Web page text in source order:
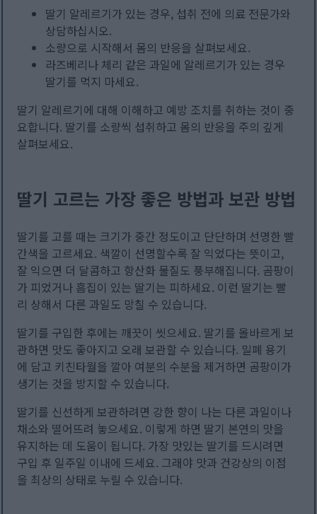
딸기 알레르기가 있는 경우, 섭취 전에 의료 전문가와
상담하십시오.
소량으로 시작해서 몸의 반응을 살펴보세요.
라즈베리나 체리 같은 과일에 알레르기가 있는 경우
딸기를 먹지 마세요.
딸기 알레르기에 대해 이해하고 예방 조치를 취하는 것이 중
요합니다. 딸기를 소량씩 섭취하고 몸의 반응을 주의 깊게
살펴보세요.
딸기 고르는 가장 좋은 방법과 보관 방법
딸기를 고를 때는 크기가 중간 정도이고 단단하며 선명한 빨
간색을 고르세요. 색깔이 선명할수록 잘 익었다는 뜻이고,
잘 익으면 더 달콤하고 항산화 물질도 풍부해집니다. 곰팡이
가 피었거나 흠집이 있는 딸기는 피하세요. 이런 딸기는 빨
리 상해서 다른 과일도 망칠 수 있습니다.
딸기를 구입한 후에는 깨끗이 씻으세요. 딸기를 올바르게 보
관하면 맛도 좋아지고 오래 보관할 수 있습니다. 밀폐 용기
에 담고 키친타월을 깔아 여분의 수분을 제거하면 곰팡이가
생기는 것을 방지할 수 있습니다.
딸기를 신선하게 보관하려면 강한 향이 나는 다른 과일이나
채소와 떨어뜨려 놓으세요. 이렇게 하면 딸기 본연의 맛을
유지하는 데 도움이 됩니다. 가장 맛있는 딸기를 드시려면
구입 후 일주일 이내에 드세요. 그래야 맛과 건강상의 이점
을 최상의 상태로 누릴 수 있습니다.